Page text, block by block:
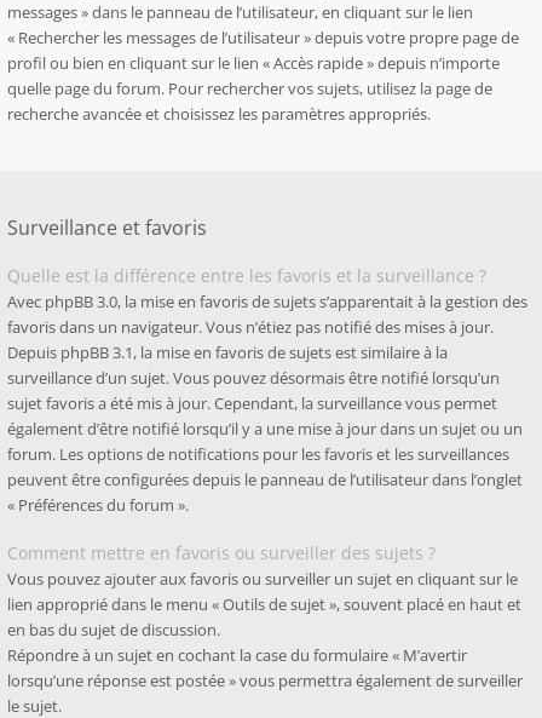
messages » dans le panneau de l’utilisateur, en cliquant sur le lien
« Rechercher les messages de l’utilisateur » depuis votre propre page de
profil ou bien en cliquant sur le lien « Accès rapide » depuis n’importe
quelle page du forum. Pour rechercher vos sujets, utilisez la page de
recherche avancée et choisissez les paramètres appropriés.
Surveillance et favoris
Quelle est la différence entre les favoris et la surveillance ?
Avec phpBB 3.0, la mise en favoris de sujets s’apparentait à la gestion des
favoris dans un navigateur. Vous n’étiez pas notifié des mises à jour.
Depuis phpBB 3.1, la mise en favoris de sujets est similaire à la
surveillance d’un sujet. Vous pouvez désormais être notifié lorsqu’un
sujet favoris a été mis à jour. Cependant, la surveillance vous permet
également d’être notifié lorsqu’il y a une mise à jour dans un sujet ou un
forum. Les options de notifications pour les favoris et les surveillances
peuvent être configurées depuis le panneau de l’utilisateur dans l’onglet
« Préférences du forum ».
Comment mettre en favoris ou surveiller des sujets ?
Vous pouvez ajouter aux favoris ou surveiller un sujet en cliquant sur le
lien approprié dans le menu « Outils de sujet », souvent placé en haut et
en bas du sujet de discussion.
Répondre à un sujet en cochant la case du formulaire « M’avertir
lorsqu’une réponse est postée » vous permettra également de surveiller
le sujet.